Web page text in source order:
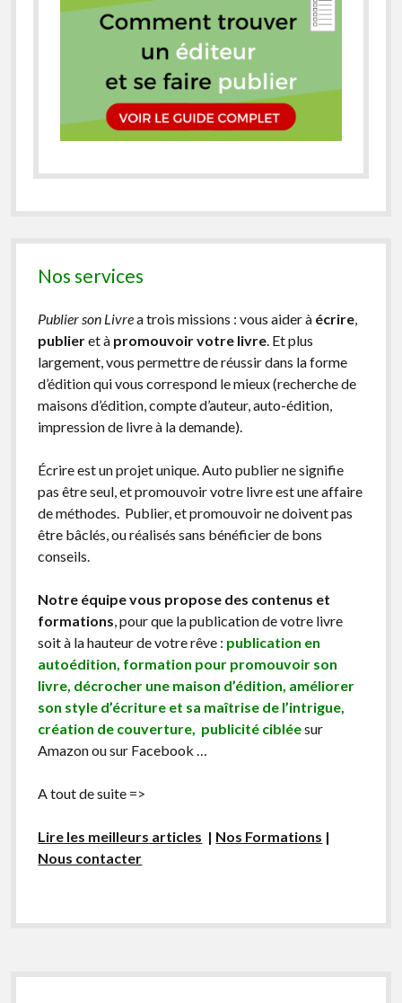
Nos services
Publier son Livrea trois missions : vous aider à écrire,
publieret à promouvoir votre livre. Et plus
largement, vous permettre de réussir dans la forme
d’édition qui vous correspond le mieux (recherche de
maisons d’édition, compte d’auteur, auto-édition,
impression de livre à la demande).
Écrire est un projet unique. Auto publier ne signifie
pas être seul, et promouvoir votre livre est une affaire
de méthodes. Publier, et promouvoir ne doivent pas
être bâclés, ou réalisés sans bénéficier de bons
conseils.
Notre équipe vous propose des contenus et
formations, pour que la publication de votre livre
soit à la hauteur de votre rêve : publication en
autoédition, formation pour promouvoir son
livre, décrocher une maison d’édition, améliorer
son style d’écriture et sa maîtrise de l’intrigue,
création de couverture, publicité cibléesur
Amazon ou sur Facebook …
A tout de suite =>
Lire les meilleurs articles | Nos Formations |
Nous contacter
Sidebar